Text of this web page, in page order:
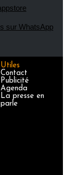
Utiles
Contact
Publicité
Agenda
La presse en
parle